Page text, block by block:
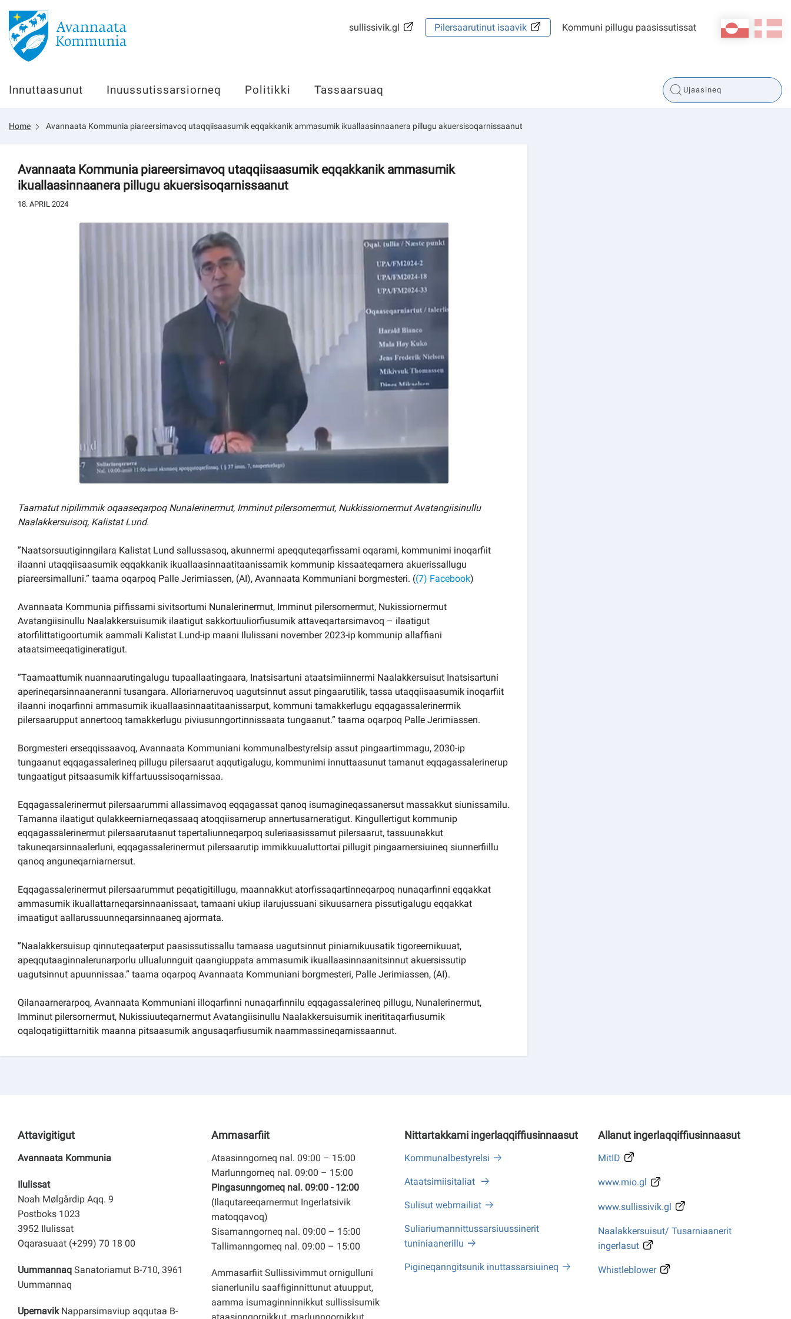
Innuttaasunut
Inuussutissarsiorneq
Politikki
Tassaarsuaq
da
kl-GL
sullissivik.gl Pilersaarutinut isaavik Kommuni pillugu paasissutissat
Innuttaasunut Inuussutissarsiorneq Politikki Tassaarsuaq
Home Avannaata Kommunia piareersimavoq utaqqiisaasumik eqqakkanik ammasumik ikuallaasinnaanera pillugu akuersisoqarnissaanut
Avannaata Kommunia piareersimavoq utaqqiisaasumik eqqakkanik ammasumik
ikuallaasinnaanera pillugu akuersisoqarnissaanut
18. APRIL 2024
Taamatut nipilimmik oqaaseqarpoq Nunalerinermut, Imminut pilersornermut, Nukkissiornermut Avatangiisinullu
Naalakkersuisoq, Kalistat Lund.
”Naatsorsuutiginngilara Kalistat Lund sallussasoq, akunnermi apeqquteqarfissami oqarami, kommunimi inoqarfiit
ilaanni utaqqiisaasumik eqqakkanik ikuallaasinnaatitaanissamik kommunip kissaateqarnera akuerissallugu
piareersimalluni.” taama oqarpoq Palle Jerimiassen, (AI), Avannaata Kommuniani borgmesteri. ((7) Facebook)
Avannaata Kommunia piffissami sivitsortumi Nunalerinermut, Imminut pilersornermut, Nukissiornermut
Avatangiisinullu Naalakkersuisumik ilaatigut sakkortuuliorfiusumik attaveqartarsimavoq – ilaatigut
atorfilittatigoortumik aammali Kalistat Lund-ip maani Ilulissani november 2023-ip kommunip allaffiani
ataatsimeeqatigineratigut.
”Taamaattumik nuannaarutingalugu tupaallaatingaara, Inatsisartuni ataatsimiinnermi Naalakkersuisut Inatsisartuni
aperineqarsinnaaneranni tusangara. Alloriarneruvoq uagutsinnut assut pingaarutilik, tassa utaqqiisaasumik inoqarfiit
ilaanni inoqarfinni ammasumik ikuallaasinnaatitaanissarput, kommuni tamakkerlugu eqqagassalerinermik
pilersaarupput annertooq tamakkerlugu piviusunngortinnissaata tungaanut.” taama oqarpoq Palle Jerimiassen.
Borgmesteri erseqqissaavoq, Avannaata Kommuniani kommunalbestyrelsip assut pingaartimmagu, 2030-ip
tungaanut eqqagassalerineq pillugu pilersaarut aqqutigalugu, kommunimi innuttaasunut tamanut eqqagassalerinerup
tungaatigut pitsaasumik kiffartuussisoqarnissaa.
Eqqagassalerinermut pilersaarummi allassimavoq eqqagassat qanoq isumagineqassanersut massakkut siunissamilu.
Tamanna ilaatigut qulakkeerniarneqassaaq atoqqiisarnerup annertusarneratigut. Kingullertigut kommunip
eqqagassalerinermut pilersaarutaanut tapertaliunneqarpoq suleriaasissamut pilersaarut, tassuunakkut
takuneqarsinnaalerluni, eqqagassalerinermut pilersaarutip immikkuualuttortai pillugit pingaarnersiuineq siunnerfiillu
qanoq anguneqarniarnersut.
Eqqagassalerinermut pilersaarummut peqatigitillugu, maannakkut atorfissaqartinneqarpoq nunaqarfinni eqqakkat
ammasumik ikuallattarneqarsinnaanissaat, tamaani ukiup ilarujussuani sikuusarnera pissutigalugu eqqakkat
imaatigut aallarussuunneqarsinnaaneq ajormata.
”Naalakkersuisup qinnuteqaaterput paasissutissallu tamaasa uagutsinnut piniarnikuusatik tigoreernikuuat,
apeqqutaaginnalerunarporlu ullualunnguit qaangiuppata ammasumik ikuallaasinnaanitsinnut akuersissutip
uagutsinnut apuunnissaa.” taama oqarpoq Avannaata Kommuniani borgmesteri, Palle Jerimiassen, (AI).
Qilanaarnerarpoq, Avannaata Kommuniani illoqarfinni nunaqarfinnilu eqqagassalerineq pillugu, Nunalerinermut,
Imminut pilersornermut, Nukissiuuteqarnermut Avatangiisinullu Naalakkersuisumik inerititaqarfiusumik
oqaloqatigiittarnitik maanna pitsaasumik angusaqarfiusumik naammassineqarnissaannut.
Attavigitigut
Avannaata Kommunia
Ilulissat
Noah Mølgårdip Aqq. 9
Postboks 1023
3952 Ilulissat
Oqarasuaat (+299) 70 18 00
Uummannaq Sanatoriamut B-710, 3961
Uummannaq
Upernavik Napparsimaviup aqqutaa B-
Ammasarfiit
Ataasinngorneq nal. 09:00 – 15:00
Marlunngorneq nal. 09:00 – 15:00
Pingasunngorneq nal. 09:00 - 12:00
(Ilaqutareeqarnermut Ingerlatsivik
matoqqavoq)
Sisamanngorneq nal. 09:00 – 15:00
Tallimanngorneq nal. 09:00 – 15:00
Ammasarfiit Sullissivimmut ornigulluni
sianerlunilu saaffiginnittunut atuupput,
aamma isumaginninnikkut sullissisumik
Nittartakkami ingerlaqqiffiusinnaasut
Kommunalbestyrelsi
Ataatsimiisitaliat
Sulisut webmailiat
Suliariumannittussarsiuussinerit
tuniniaanerillu
Pigineqanngitsunik inuttassarsiuineq
Allanut ingerlaqqiffiusinnaasut
MitID
www.mio.gl
www.sullissivik.gl
Naalakkersuisut/ Tusarniaanerit
ingerlasut
Whistleblower